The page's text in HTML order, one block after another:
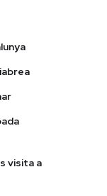
visita a